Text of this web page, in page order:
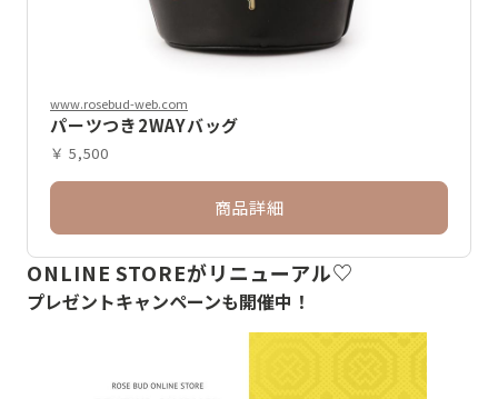
www.rosebud-web.com
パーツつき2WAYバッグ
￥ 5,500
商品詳細
ONLINE STOREがリニューアル♡
プレゼントキャンペーンも開催中！